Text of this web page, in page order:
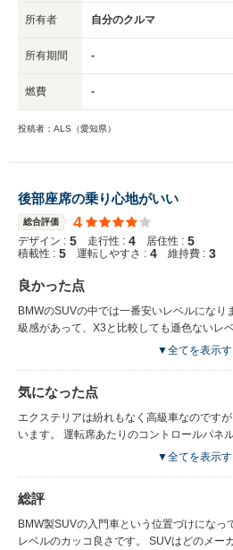
所有者 自分のクルマ
所有期間 -
燃費 -
投稿者：ALS（愛知県）
後部座席の乗り心地がいい
総合評価 4
デザイン : 5 走行性 : 4 居住性 : 5
積載性 : 5 運転しやすさ : 4 維持費 : 3
良かった点
BMWのSUVの中では一番安いレベルになり
級感があって、X3と比較しても遜色ないレ
ィの形状はBMWらしさがあり、誰が見ても
▼全てを表示す
気になった点
エクステリアは紛れもなく高級車なのです
います。 運転席あたりのコントロールパネ
で、ここは割り切って考えないといけませ
▼全てを表示す
総評
BMW製SUVの入門車という位置づけになっ
レベルのカッコ良さです。 SUVはどのメー